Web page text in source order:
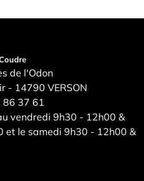
de l'Odon
- 14790 VERSON
86 37 61
vendredi 9h30 - 12h00 &
et le samedi 9h30 - 12h00 &